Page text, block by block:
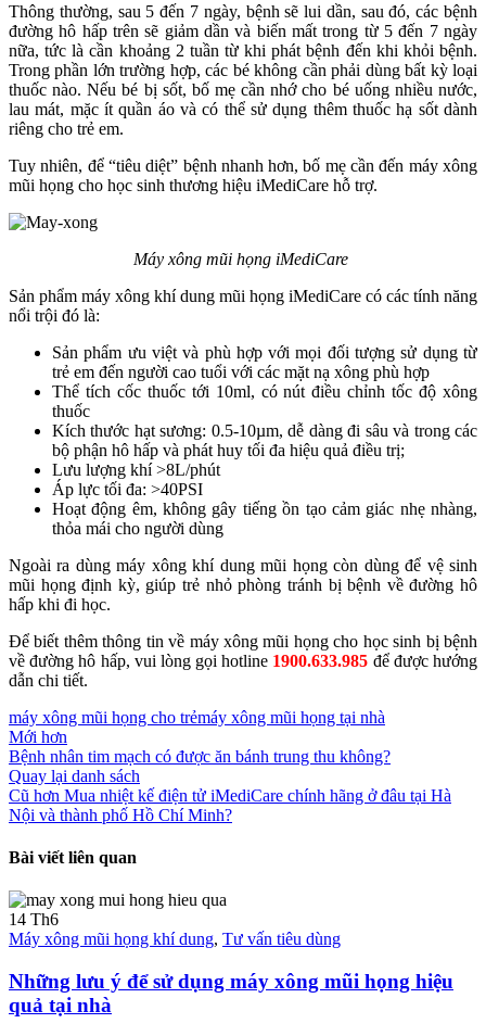
Thông thường, sau 5 đến 7 ngày, bệnh sẽ lui dần, sau đó, các bệnh
đường hô hấp trên sẽ giảm dần và biến mất trong từ 5 đến 7 ngày
nữa, tức là cần khoảng 2 tuần từ khi phát bệnh đến khi khỏi bệnh.
Trong phần lớn trường hợp, các bé không cần phải dùng bất kỳ loại
thuốc nào. Nếu bé bị sốt, bố mẹ cần nhớ cho bé uống nhiều nước,
lau mát, mặc ít quần áo và có thể sử dụng thêm thuốc hạ sốt dành
riêng cho trẻ em.
Tuy nhiên, để “tiêu diệt” bệnh nhanh hơn, bố mẹ cần đến máy xông
mũi họng cho học sinh thương hiệu iMediCare hỗ trợ.
Máy xông mũi họng iMediCare
Sản phẩm máy xông khí dung mũi họng iMediCare có các tính năng
nổi trội đó là:
Sản phẩm ưu việt và phù hợp với mọi đối tượng sử dụng từ
trẻ em đến người cao tuổi với các mặt nạ xông phù hợp
Thể tích cốc thuốc tới 10ml, có nút điều chỉnh tốc độ xông
thuốc
Kích thước hạt sương: 0.5-10µm, dễ dàng đi sâu và trong các
bộ phận hô hấp và phát huy tối đa hiệu quả điều trị;
Lưu lượng khí >8L/phút
Áp lực tối đa: >40PSI
Hoạt động êm, không gây tiếng ồn tạo cảm giác nhẹ nhàng,
thỏa mái cho người dùng
Ngoài ra dùng máy xông khí dung mũi họng còn dùng để vệ sinh
mũi họng định kỳ, giúp trẻ nhỏ phòng tránh bị bệnh về đường hô
hấp khi đi học.
Để biết thêm thông tin về máy xông mũi họng cho học sinh bị bệnh
về đường hô hấp, vui lòng gọi hotline 1900.633.985 để được hướng
dẫn chi tiết.
máy xông mũi họng cho trẻmáy xông mũi họng tại nhà
Mới hơn
Bệnh nhân tim mạch có được ăn bánh trung thu không?
Quay lại danh sách
Cũ hơn Mua nhiệt kế điện tử iMediCare chính hãng ở đâu tại Hà
Nội và thành phố Hồ Chí Minh?
Bài viết liên quan
14 Th6
Máy xông mũi họng khí dung, Tư vấn tiêu dùng
Những lưu ý để sử dụng máy xông mũi họng hiệu
quả tại nhà